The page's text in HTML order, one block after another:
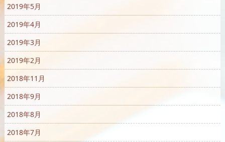
2019年5月
2019年4月
2019年3月
2019年2月
2018年11月
2018年9月
2018年8月
2018年7月